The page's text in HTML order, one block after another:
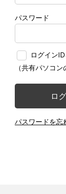
パスワード
ログイン
（共有パソコ
ロ
パスワードを忘